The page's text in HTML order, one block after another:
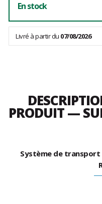
En stock
Livré à partir du 07/08/2026
PRODUIT —
Système de